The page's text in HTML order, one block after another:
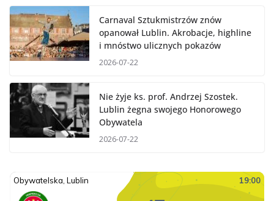
Carnaval Sztukmistrzów znów
opanował Lublin. Akrobacje, highline
i mnóstwo ulicznych pokazów
2026-07-22
Nie żyje ks. prof. Andrzej Szostek.
Lublin żegna swojego Honorowego
Obywatela
2026-07-22